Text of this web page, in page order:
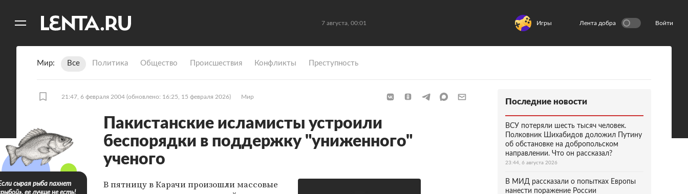
7 августа, 00:01 Игры Лента добра Войти
Мир Все Политика Общество Происшествия Конфликты Преступность
21:47, 6 февраля 2004 (обновлено: 16:25, 15 февраля 2026) Мир
Пакистанские исламисты устроили
беспорядки в поддержку "униженного"
ученого
В пятницу в Карачи произошли массовые
сырая рыба пахнет
Последние новости
ВСУ потеряли шесть тысяч человек.
Полковник Шихабидов доложил Путину
об обстановке на добропольском
направлении. Что он рассказал?
23:44, 6 августа 2026
В МИД рассказали о попытках Европы
нанести поражение России